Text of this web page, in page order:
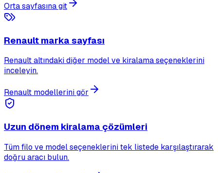
Orta sayfasına git
Renault marka sayfası
Renault altındaki diğer model ve kiralama seçeneklerini
inceleyin.
Renault modellerini gör
Uzun dönem kiralama çözümleri
Tüm filo ve model seçeneklerini tek listede karşılaştırarak
doğru aracı bulun.